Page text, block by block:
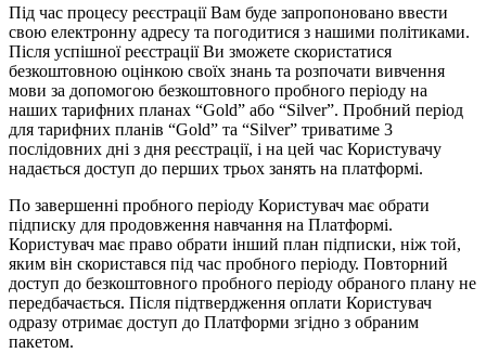
Під час процесу реєстрації Вам буде запропоновано ввести
свою електронну адресу та погодитися з нашими політиками.
Після успішної реєстрації Ви зможете скористатися
безкоштовною оцінкою своїх знань та розпочати вивчення
мови за допомогою безкоштовного пробного періоду на
наших тарифних планах “Gold” або “Silver”. Пробний період
для тарифних планів “Gold” та “Silver” триватиме 3
послідовних дні з дня реєстрації, і на цей час Користувачу
надається доступ до перших трьох занять на платформі.
По завершенні пробного періоду Користувач має обрати
підписку для продовження навчання на Платформі.
Користувач має право обрати інший план підписки, ніж той,
яким він скористався під час пробного періоду. Повторний
доступ до безкоштовного пробного періоду обраного плану не
передбачається. Після підтвердження оплати Користувач
одразу отримає доступ до Платформи згідно з обраним
пакетом.